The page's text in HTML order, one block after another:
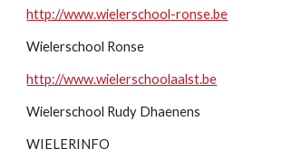
http://www.wielerschool-ronse.be
Wielerschool Ronse
http://www.wielerschoolaalst.be
Wielerschool Rudy Dhaenens
WIELERINFO